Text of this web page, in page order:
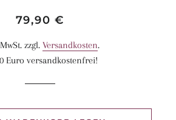
Normaler
Sonderpreis
79,90 €
zzgl. Versandkosten.
Euro versandkostenfrei!